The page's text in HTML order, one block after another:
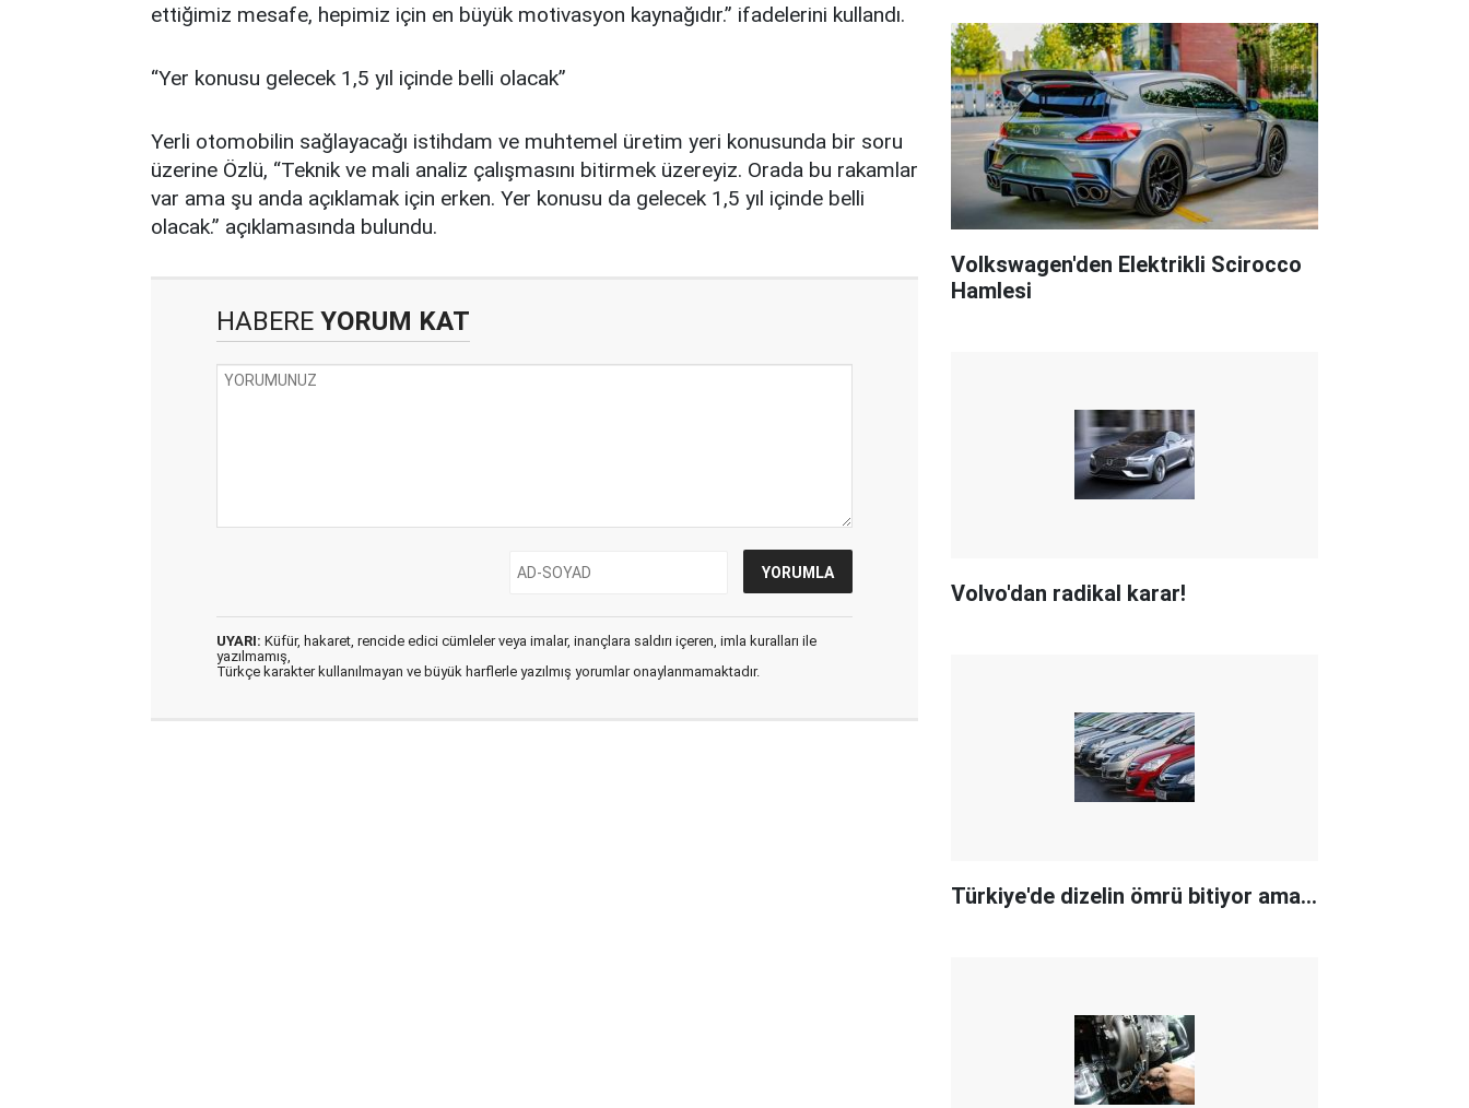
ettiğimiz mesafe, hepimiz için en büyük motivasyon kaynağıdır.” ifadelerini kullandı.
“Yer konusu gelecek 1,5 yıl içinde belli olacak”
Yerli otomobilin sağlayacağı istihdam ve muhtemel üretim yeri konusunda bir soru
üzerine Özlü, “Teknik ve mali analiz çalışmasını bitirmek üzereyiz. Orada bu rakamlar
var ama şu anda açıklamak için erken. Yer konusu da gelecek 1,5 yıl içinde belli
olacak.” açıklamasında bulundu.
HABERE YORUM KAT
UYARI: Küfür, hakaret, rencide edici cümleler veya imalar, inançlara saldırı içeren, imla kuralları ile
yazılmamış,
Türkçe karakter kullanılmayan ve büyük harflerle yazılmış yorumlar onaylanmamaktadır.
Volkswagen'den Elektrikli Scirocco
Hamlesi
Volvo'dan radikal karar!
Türkiye'de dizelin ömrü bitiyor ama...